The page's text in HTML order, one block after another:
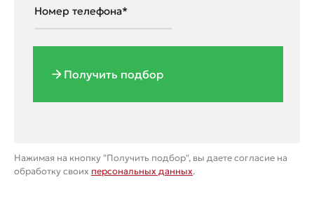
Получить подбор
Нажимая на кнопку "Получить подбор", вы даете согласие на
обработку своих персональных данных.